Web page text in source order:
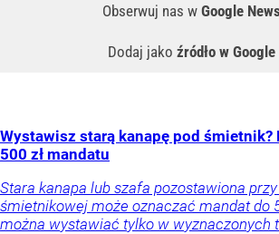
Obserwuj nas w Google News
Dodaj jako źródło w Google
Wystawisz starą kanapę pod śmietnik?
500 zł mandatu
Stara kanapa lub szafa pozostawiona
śmietnikowej może oznaczać mandat do
można wystawiać tylko w wyznaczonych